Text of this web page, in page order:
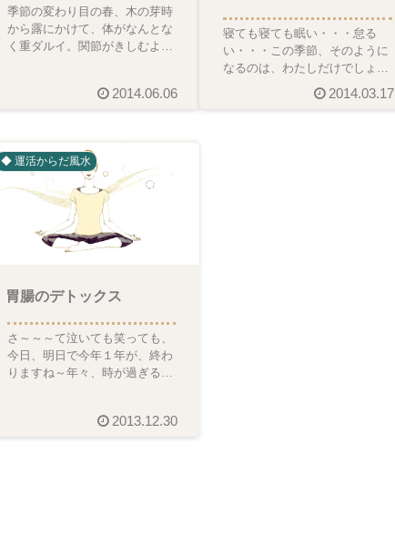
季節の変わり目の春、木の芽時
から露にかけて、体がなんとな
く重ダルイ。関節がきしむよう
2014.06.06
寝ても寝ても眠い・・・怠る
い・・・この季節、そのように
なるのは、わたしだけでしょう
か？春は肝臓がフル回転で働い
ている季節。冬に溜め込んだ
2014.03.17
◆ 運活からだ風水
胃腸のデトックス
さ～～～て泣いても笑っても、
今日、明日で今年１年が、終わ
りますね～年々、時が過ぎるス
2013.12.30